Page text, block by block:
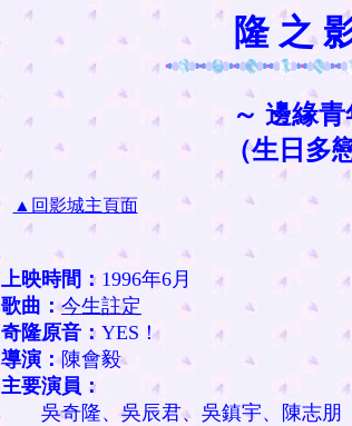
隆 之
～ 邊緣
（生日多
▲回影城主頁面
上映時間： 1996年6月
歌曲：今生註定
奇隆原音： YES！
導演：陳會毅
主要演員：
吳奇隆、吳辰君、吳鎮宇、陳志朋